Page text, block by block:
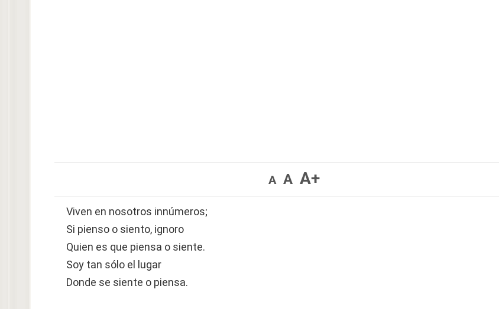
A A A+
Viven en nosotros innúmeros;
Si pienso o siento, ignoro
Quien es que piensa o siente.
Soy tan sólo el lugar
Donde se siente o piensa.